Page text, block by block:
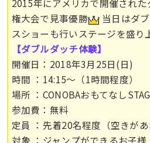
2015年にアメリカで開催され
権大会で見事優勝
当日はダ
スショーも行いステージを盛り
【ダブルダッチ体験】
開催日：2018年3月25日(日)
時間 ：14:15〜（1時間程度）
場所 ：CONOBAおもてなし
参加費：無料
定員 ：先着20名程度（空きがあ
対象 ：ジャンプができるお子様